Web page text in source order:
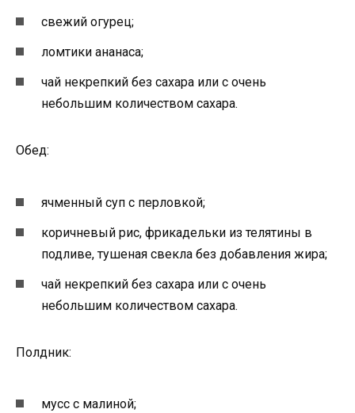
свежий огурец;
ломтики ананаса;
чай некрепкий без сахара или с очень
небольшим количеством сахара.
Обед:
ячменный суп с перловкой;
коричневый рис, фрикадельки из телятины в
подливе, тушеная свекла без добавления жира;
чай некрепкий без сахара или с очень
небольшим количеством сахара.
Полдник:
мусс с малиной;